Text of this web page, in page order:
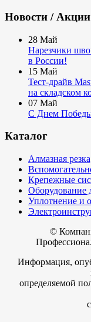
Новости / Акции
28 Май
Нарезчики
в России!
15 Май
Тест-драйв
на складском
07 Май
С Днем
Каталог
Алмазная
Крепежные
Оборудование
Уплотнение и
©
Информация,
определяемой